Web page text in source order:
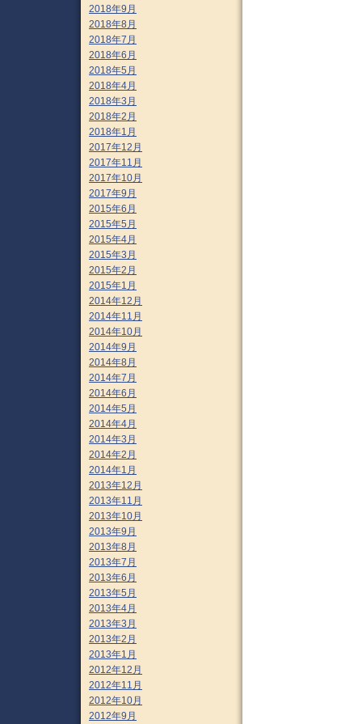
2018年9月
2018年8月
2018年7月
2018年6月
2018年5月
2018年4月
2018年3月
2018年2月
2018年1月
2017年12月
2017年11月
2017年10月
2017年9月
2015年6月
2015年5月
2015年4月
2015年3月
2015年2月
2015年1月
2014年12月
2014年11月
2014年10月
2014年9月
2014年8月
2014年7月
2014年6月
2014年5月
2014年4月
2014年3月
2014年2月
2014年1月
2013年12月
2013年11月
2013年10月
2013年9月
2013年8月
2013年7月
2013年6月
2013年5月
2013年4月
2013年3月
2013年2月
2013年1月
2012年12月
2012年11月
2012年10月
2012年9月